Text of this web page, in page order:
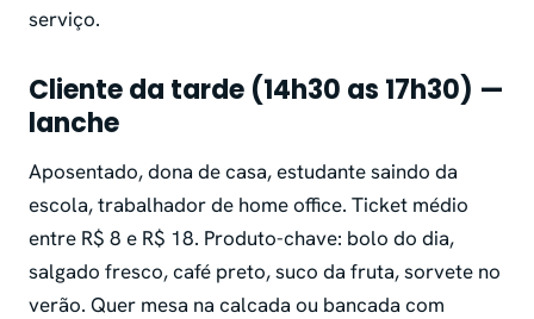
serviço.
Cliente da tarde (14h30 as 17h30) —
lanche
Aposentado, dona de casa, estudante saindo da
escola, trabalhador de home office. Ticket médio
entre R$ 8 e R$ 18. Produto-chave: bolo do dia,
salgado fresco, café preto, suco da fruta, sorvete no
verão. Quer mesa na calcada ou bancada com